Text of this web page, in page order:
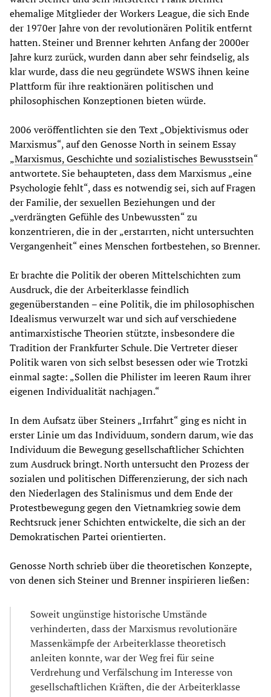
ehemalige Mitglieder der Workers League, die sich Ende
der 1970er Jahre von der revolutionären Politik entfernt
hatten. Steiner und Brenner kehrten Anfang der 2000er
Jahre kurz zurück, wurden dann aber sehr feindselig, als
klar wurde, dass die neu gegründete WSWS ihnen keine
Plattform für ihre reaktionären politischen und
philosophischen Konzeptionen bieten würde.
2006 veröffentlichten sie den Text „Objektivismus oder
Marxismus“, auf den Genosse North in seinem Essay
„Marxismus, Geschichte und sozialistisches Bewusstsein“
antwortete. Sie behaupteten, dass dem Marxismus „eine
Psychologie fehlt“, dass es notwendig sei, sich auf Fragen
der Familie, der sexuellen Beziehungen und der
„verdrängten Gefühle des Unbewussten“ zu
konzentrieren, die in der „erstarrten, nicht untersuchten
Vergangenheit“ eines Menschen fortbestehen, so Brenner.
Er brachte die Politik der oberen Mittelschichten zum
Ausdruck, die der Arbeiterklasse feindlich
gegenüberstanden – eine Politik, die im philosophischen
Idealismus verwurzelt war und sich auf verschiedene
antimarxistische Theorien stützte, insbesondere die
Tradition der Frankfurter Schule. Die Vertreter dieser
Politik waren von sich selbst besessen oder wie Trotzki
einmal sagte: „Sollen die Philister im leeren Raum ihrer
eigenen Individualität nachjagen.“
In dem Aufsatz über Steiners „Irrfahrt“ ging es nicht in
erster Linie um das Individuum, sondern darum, wie das
Individuum die Bewegung gesellschaftlicher Schichten
zum Ausdruck bringt. North untersucht den Prozess der
sozialen und politischen Differenzierung, der sich nach
den Niederlagen des Stalinismus und dem Ende der
Protestbewegung gegen den Vietnamkrieg sowie dem
Rechtsruck jener Schichten entwickelte, die sich an der
Demokratischen Partei orientierten.
Genosse North schrieb über die theoretischen Konzepte,
von denen sich Steiner und Brenner inspirieren ließen:
Soweit ungünstige historische Umstände
verhinderten, dass der Marxismus revolutionäre
Massenkämpfe der Arbeiterklasse theoretisch
anleiten konnte, war der Weg frei für seine
Verdrehung und Verfälschung im Interesse von
gesellschaftlichen Kräften, die der Arbeiterklasse